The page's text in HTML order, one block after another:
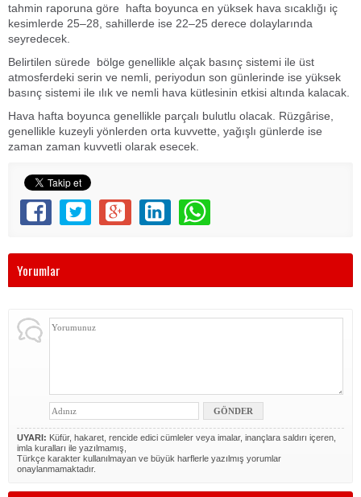
tahmin raporuna göre hafta boyunca en yüksek hava sıcaklığı iç
kesimlerde 25–28, sahillerde ise 22–25 derece dolaylarında
seyredecek.
Belirtilen sürede bölge genellikle alçak basınç sistemi ile üst
atmosferdeki serin ve nemli, periyodun son günlerinde ise yüksek
basınç sistemi ile ılık ve nemli hava kütlesinin etkisi altında kalacak.
Hava hafta boyunca genellikle parçalı bulutlu olacak. Rüzgârise,
genellikle kuzeyli yönlerden orta kuvvette, yağışlı günlerde ise
zaman zaman kuvvetli olarak esecek.
Yorumlar
UYARI: Küfür, hakaret, rencide edici cümleler veya imalar, inançlara saldırı içeren,
imla kuralları ile yazılmamış,
Türkçe karakter kullanılmayan ve büyük harflerle yazılmış yorumlar
onaylanmamaktadır.